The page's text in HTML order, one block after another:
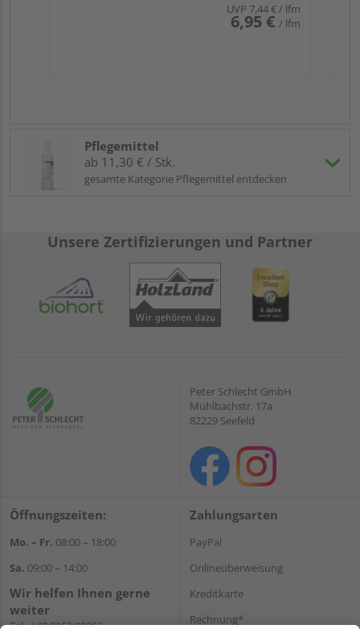
UVP 7,44 €/ lfm
6,95 € / lfm
Pflegemittel
ab 11,30 € / Stk.
gesamte Kategorie Pflegemittel entdecken
Unsere Zertifizierungen und Partner
Peter Schlecht GmbH
Mühlbachstr. 17a
82229 Seefeld
Öffnungszeiten:
Mo. – Fr. 08:00 – 18:00
Sa. 09:00 – 14:00
Wir helfen Ihnen gerne
weiter
Tel.:+49 8152 99266
Zahlungsarten
PayPal
Onlineüberweisung
Kreditkarte
Rechnung*